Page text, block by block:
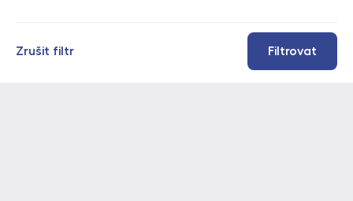
Filtrovat
Zrušit filtr